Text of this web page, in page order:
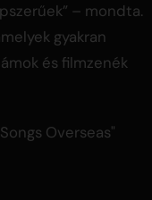
– mondta.
gyakran
és filmzenék
Overseas"